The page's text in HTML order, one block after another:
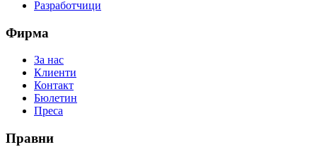
Разработчици
Фирма
За нас
Клиенти
Контакт
Бюлетин
Преса
Правни